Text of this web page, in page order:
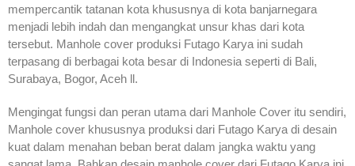
mempercantik tatanan kota khususnya di kota banjarnegara
menjadi lebih indah dan mengangkat unsur khas dari kota
tersebut. Manhole cover produksi Futago Karya ini sudah
terpasang di berbagai kota besar di Indonesia seperti di Bali,
Surabaya, Bogor, Aceh ll.
Mengingat fungsi dan peran utama dari Manhole Cover itu sendiri,
Manhole cover khususnya produksi dari Futago Karya di desain
kuat dalam menahan beban berat dalam jangka waktu yang